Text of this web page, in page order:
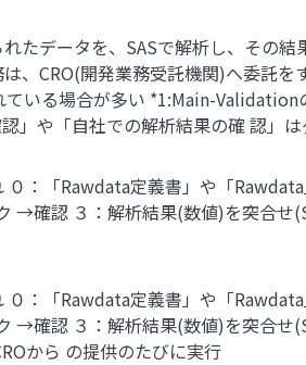
たデータを、SASで解析し、その
、CRO(開発業務受託機関)へ委託
いる場合が多い *1:Main-
」や「自社での解析結果の確 認」
：「Rawdata定義書」や「
→確認 ３：解析結果(数値)を突合
：「Rawdata定義書」や「
→確認 ３：解析結果(数値)を突合
から の提供のたびに実行